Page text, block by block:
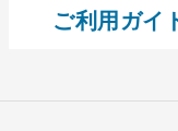
ご利用ガイ